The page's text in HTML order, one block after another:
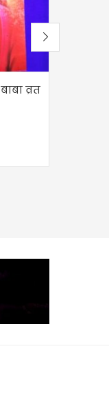
व्रत